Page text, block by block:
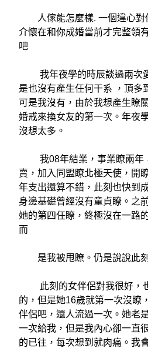
人傢能怎麼樣. 一個違心對
介懷在和你成婚當前才完整領
吧
我年夜學的時辰談過兩次
是也沒有產生任何干系 ，頂多
可是我沒有，由於我想產生瞭
婚戒來換女友的第一次。年夜
沒想太多。
我08年結業，事業瞭兩年
賣，加入同盟瞭北極天使，開
年支出還算不錯，此刻也快到
身邊基礎曾經沒有童貞瞭。之
她的第四任瞭，終極沒在一路
而
是我被甩瞭。仍是說說此刻
此刻的女伴侶對我很好，
的，但是她16歲就第一次沒瞭
伴侶吧，還人流過一次。她老
一次給我，但是我內心卻一直
的已往，每次想到就肉痛。我